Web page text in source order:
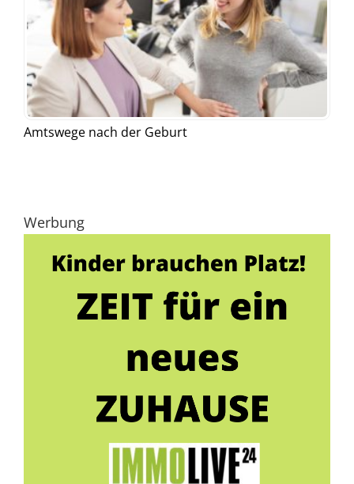
Amtswege nach der Geburt
Werbung